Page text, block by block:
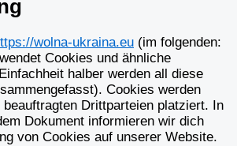
wolna-ukraina.eu (im folgenden:
Cookies und ähnliche
halber werden all diese
Cookies werden
Drittparteien platziert. In
Dokument informieren wir dich
von Cookies auf unserer Website.